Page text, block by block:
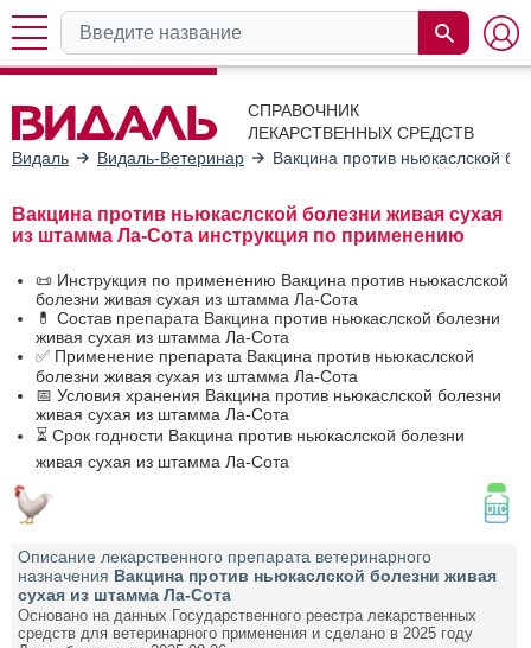
СПРАВОЧНИК
ЛЕКАРСТВЕННЫХ СРЕДСТВ
Видаль
Видаль-Ветеринар Вакцина против ньюкаслской
Вакцина против ньюкаслской болезни живая сухая
из штамма Ла-Сота инструкция по применению
📜 Инструкция по применению Вакцина против ньюкаслской
болезни живая сухая из штамма Ла-Сота
💊 Состав препарата Вакцина против ньюкаслской болезни
живая сухая из штамма Ла-Сота
✅ Применение препарата Вакцина против ньюкаслской
болезни живая сухая из штамма Ла-Сота
📅 Условия хранения Вакцина против ньюкаслской болезни
живая сухая из штамма Ла-Сота
⏳ Срок годности Вакцина против ньюкаслской болезни
живая сухая из штамма Ла-Сота
Описание лекарственного препарата ветеринарного
назначения Вакцина против ньюкаслской болезни живая
сухая из штамма Ла-Сота
Основано на данных Государственного реестра лекарственных
средств для ветеринарного применения и сделано в 2025 году